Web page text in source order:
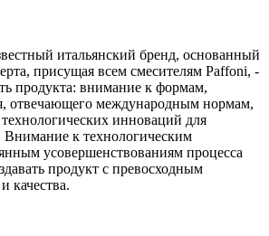
итальянский бренд, основанный
присущая всем смесителям Paffoni, -
продукта: внимание к формам,
отвечающего международным нормам,
инноваций для
Внимание к технологическим
усовершенствованиям процесса
продукт с превосходным
качества.